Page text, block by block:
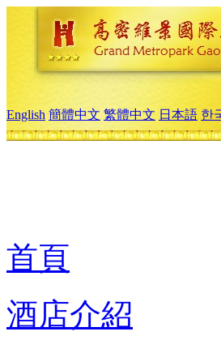
English 簡體中文 繁體中文 日本語 한
首頁
酒店介紹